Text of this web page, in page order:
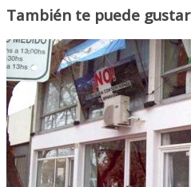
También te puede gustar